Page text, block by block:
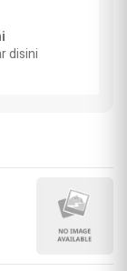
disini